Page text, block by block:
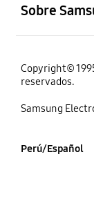
Sobre
Copyright©
reservados.
Samsung
Perú/Español